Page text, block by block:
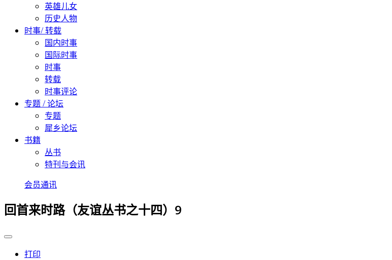
英雄儿女
历史人物
时事/ 转载
国内时事
国际时事
时事
转载
时事评论
专题 / 论坛
专题
犀乡论坛
书籍
丛书
特刊与会讯
会员通讯
回首来时路（友谊丛书之十四）9
打印